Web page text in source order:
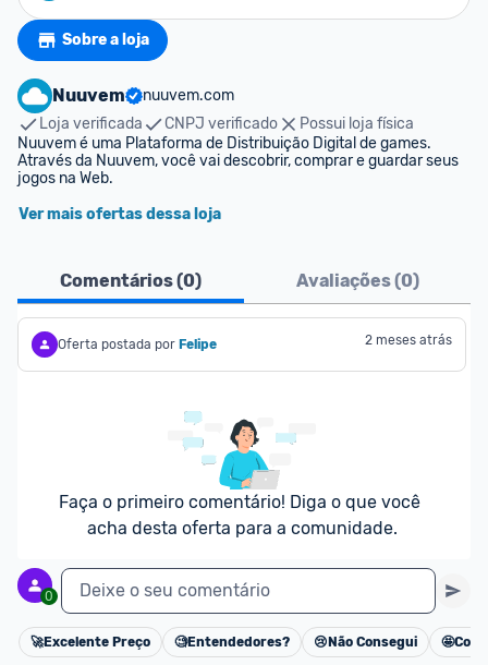
Sobre a loja
Nuuvem
nuuvem.com
Loja verificada
CNPJ verificado
Possui loja física
Nuuvem é uma Plataforma de Distribuição Digital de games.
Através da Nuuvem, você vai descobrir, comprar e guardar seus
jogos na Web.
Ver mais ofertas dessa loja
Comentários (0) Avaliações (0)
Oferta postada por Felipe 2 meses atrás
Faça o primeiro comentário! Diga o que você
acha desta oferta para a comunidade.
0 Deixe o seu comentário
Cancelar
🚀Excelente Preço 🧐Entendedores? 😢 Não Consegui 🤩